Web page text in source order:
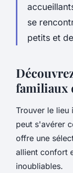
se
petits et
familiaux
Trouver le lieu
peut s'avérer
offre une
allient confort
inoubliables.